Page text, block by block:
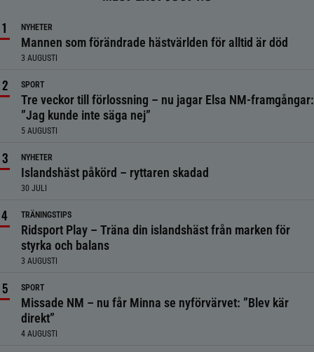
NYHETER
Mannen som förändrade hästvärlden för alltid är död
3 AUGUSTI
SPORT
Tre veckor till förlossning – nu jagar Elsa NM-framgångar:
”Jag kunde inte säga nej”
5 AUGUSTI
NYHETER
Islandshäst påkörd – ryttaren skadad
30 JULI
TRÄNINGSTIPS
Ridsport Play – Träna din islandshäst från marken för
styrka och balans
3 AUGUSTI
SPORT
Missade NM – nu får Minna se nyförvärvet: ”Blev kär
direkt”
4 AUGUSTI